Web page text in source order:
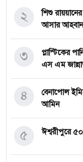
শিশু
আসার আহবান
২
প্লাস্টিকের
এস এম
৩
বেনাপোল
আমিন
৪
ঈশ্বরীপুরে
৫